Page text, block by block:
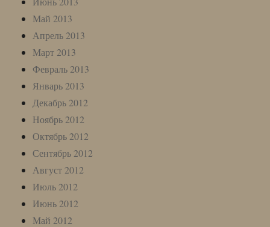
Май 2013
Апрель 2013
Март 2013
Февраль 2013
Январь 2013
Декабрь 2012
Ноябрь 2012
Октябрь 2012
Сентябрь 2012
Август 2012
Июль 2012
Июнь 2012
Май 2012